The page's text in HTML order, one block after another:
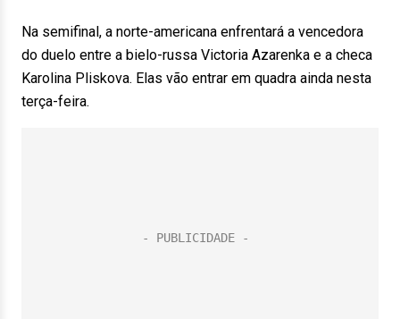
Na semifinal, a norte-americana enfrentará a vencedora
do duelo entre a bielo-russa Victoria Azarenka e a checa
Karolina Pliskova. Elas vão entrar em quadra ainda nesta
terça-feira.